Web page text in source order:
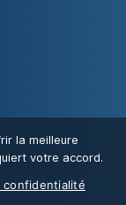
la meilleure
votre accord.
confidentialité